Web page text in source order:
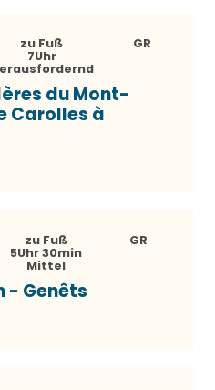
zu Fuß
7Uhr
GR
du Mont-
Carolles à
zu Fuß
5Uhr 30min
Mittel
GR
- Genêts